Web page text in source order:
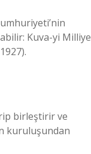
Kuva-yi Milliye
birleştirir ve
kuruluşundan